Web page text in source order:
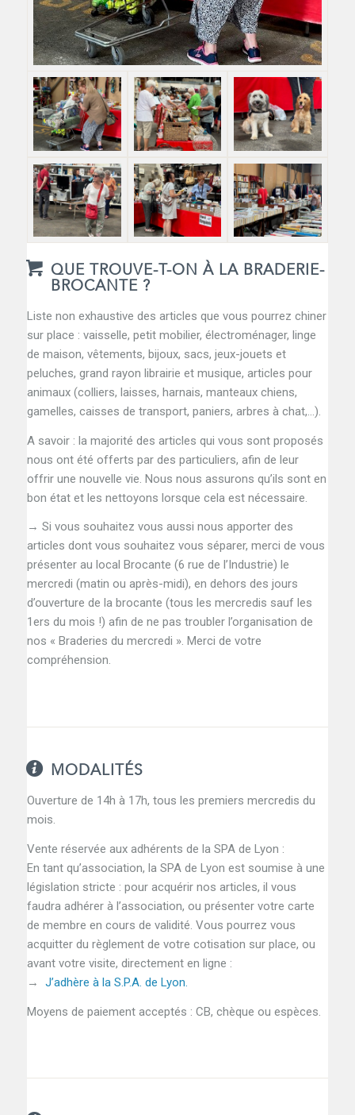
QUE TROUVE-T-ON À LA BRADERIE-
BROCANTE ?
Liste non exhaustive des articles que vous pourrez chiner
sur place : vaisselle, petit mobilier, électroménager, linge
de maison, vêtements, bijoux, sacs, jeux-jouets et
peluches, grand rayon librairie et musique, articles pour
animaux (colliers, laisses, harnais, manteaux chiens,
gamelles, caisses de transport, paniers, arbres à chat,…).
A savoir : la majorité des articles qui vous sont proposés
nous ont été offerts par des particuliers, afin de leur
offrir une nouvelle vie. Nous nous assurons qu’ils sont en
bon état et les nettoyons lorsque cela est nécessaire.
→ Si vous souhaitez vous aussi nous apporter des
articles dont vous souhaitez vous séparer, merci de vous
présenter au local Brocante (6 rue de l’Industrie) le
mercredi (matin ou après-midi), en dehors des jours
d’ouverture de la brocante (tous les mercredis sauf les
1ers du mois !) afin de ne pas troubler l’organisation de
nos « Braderies du mercredi ». Merci de votre
compréhension.
MODALITÉS
Ouverture de 14h à 17h, tous les premiers mercredis du
mois.
Vente réservée aux adhérents de la SPA de Lyon :
En tant qu’association, la SPA de Lyon est soumise à une
législation stricte : pour acquérir nos articles, il vous
faudra adhérer à l’association, ou présenter votre carte
de membre en cours de validité. Vous pourrez vous
acquitter du règlement de votre cotisation sur place, ou
avant votre visite, directement en ligne :
→ J’adhère à la S.P.A. de Lyon.
Moyens de paiement acceptés : CB, chèque ou espèces.